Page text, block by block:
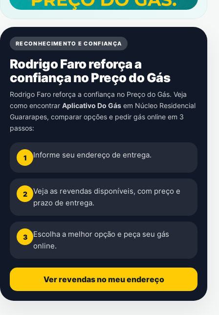
RECONHECIMENTO E CONFIANÇA
Rodrigo Faro reforça a
confiança no Preço do Gás
Rodrigo Faro reforça a confiança no Preço do Gás. Veja
como encontrar Aplicativo Do Gás em Núcleo Residencial
Guararapes, comparar opções e pedir gás online em 3
passos:
1 Informe seu endereço de entrega.
2
Veja as revendas disponíveis, com preço e
prazo de entrega.
3
Escolha a melhor opção e peça seu gás
online.
Ver revendas no meu endereço